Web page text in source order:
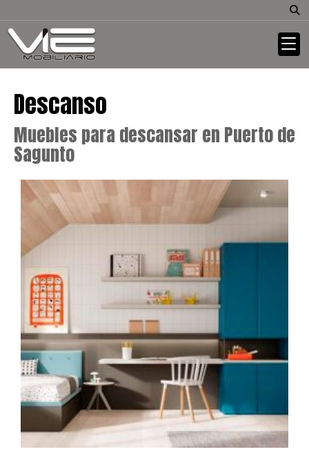
Descanso
Muebles para descansar en Puerto de
Sagunto